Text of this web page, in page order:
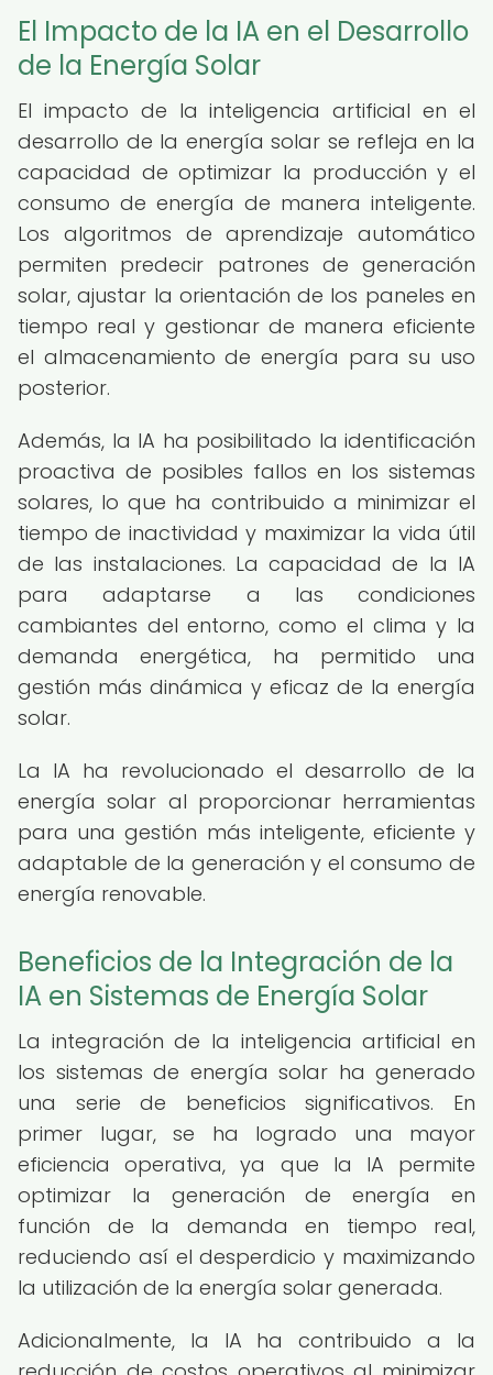
El Impacto de la IA en el Desarrollo
de la Energía Solar
El impacto de la inteligencia artificial en el
desarrollo de la energía solar se refleja en la
capacidad de optimizar la producción y el
consumo de energía de manera inteligente.
Los algoritmos de aprendizaje automático
permiten predecir patrones de generación
solar, ajustar la orientación de los paneles en
tiempo real y gestionar de manera eficiente
el almacenamiento de energía para su uso
posterior.
Además, la IA ha posibilitado la identificación
proactiva de posibles fallos en los sistemas
solares, lo que ha contribuido a minimizar el
tiempo de inactividad y maximizar la vida útil
de las instalaciones. La capacidad de la IA
para adaptarse a las condiciones
cambiantes del entorno, como el clima y la
demanda energética, ha permitido una
gestión más dinámica y eficaz de la energía
solar.
La IA ha revolucionado el desarrollo de la
energía solar al proporcionar herramientas
para una gestión más inteligente, eficiente y
adaptable de la generación y el consumo de
energía renovable.
Beneficios de la Integración de la
IA en Sistemas de Energía Solar
La integración de la inteligencia artificial en
los sistemas de energía solar ha generado
una serie de beneficios significativos. En
primer lugar, se ha logrado una mayor
eficiencia operativa, ya que la IA permite
optimizar la generación de energía en
función de la demanda en tiempo real,
reduciendo así el desperdicio y maximizando
la utilización de la energía solar generada.
Adicionalmente, la IA ha contribuido a la